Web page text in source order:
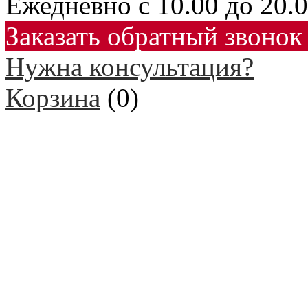
Заказать обратный звонок
Нужна консультация?
Корзина (0)